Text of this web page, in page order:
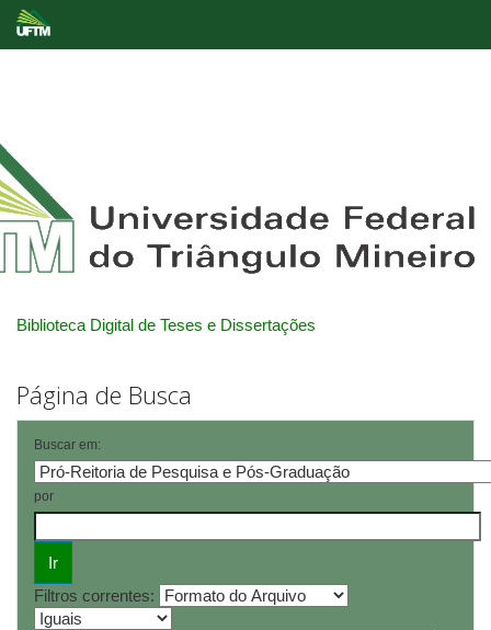
Biblioteca Digital de Teses e Dissertações
Página de Busca
Buscar em:
por
Filtros correntes: